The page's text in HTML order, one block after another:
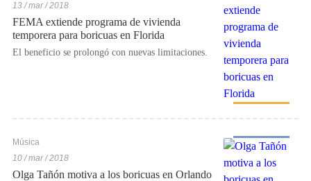
13 / mar / 2018
FEMA extiende programa de vivienda
temporera para boricuas en Florida
El beneficio se prolongó con nuevas limitaciones.
Música
10 / mar / 2018
Olga Tañón motiva a los boricuas en Orlando